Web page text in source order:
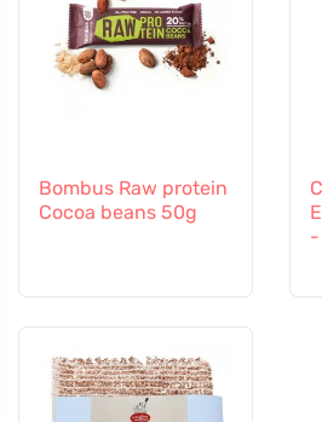
Bombus Raw protein
Cocoa beans 50g
-